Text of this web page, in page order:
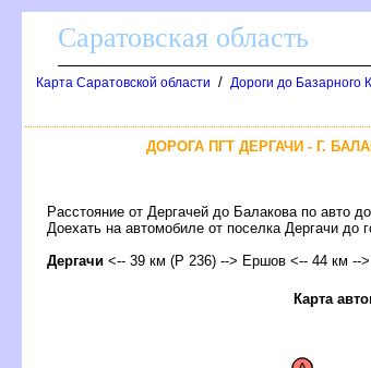
Саратовская область
Карта Саратовской области / Дороги до Базарного
ДОРОГА ПГТ ДЕРГАЧИ - Г.
Расстояние от Дергачей до Балакова по авто
Доехать на автомобиле от поселка Дергачи
Дергачи <-- 39 км (Р 236) --> Ершов <-- 44 км --
Карта